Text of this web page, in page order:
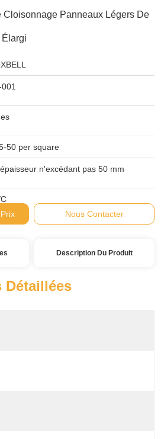
Cloisonnage Panneaux Légers De
50 per square
n'excédant pas 50 mm
Nous Contacter
Description Du Produit
Détaillées